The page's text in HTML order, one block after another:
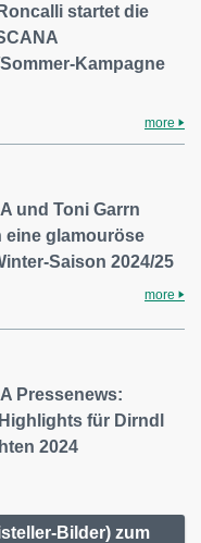
startet die
Kampagne
more
und Toni Garrn
eine glamouröse
Saison 2024/25
more
Pressenews:
für Dirndl
2024
Bilder) zum